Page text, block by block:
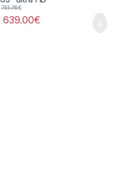
751.76€
639.00€